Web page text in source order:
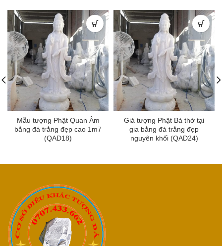
Mẫu tượng Phật Quan Âm
bằng đá trắng đẹp cao 1m7
(QAD18)
Giá tượng Phật Bà thờ tại
gia bằng đá trắng đẹp
nguyên khối (QAD24)